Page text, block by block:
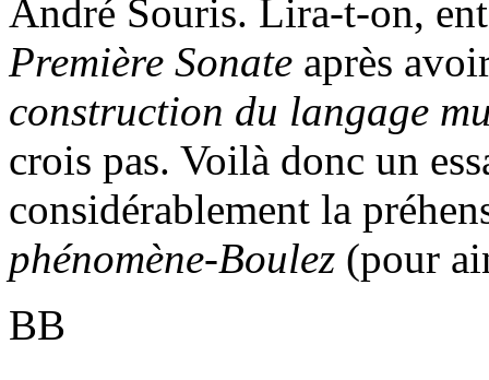
André Souris. Lira-t-on,
Première Sonate après
construction du langage
crois pas. Voilà donc un
considérablement la
phénomène-Boulez (pour
BB